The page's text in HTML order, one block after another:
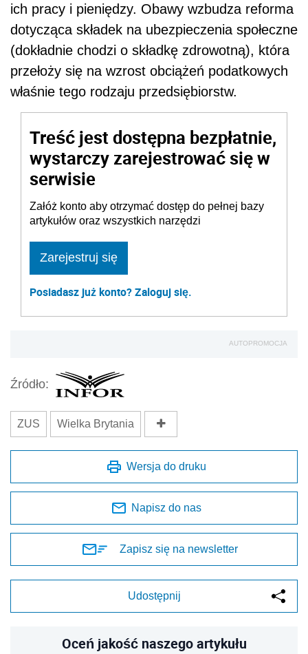
ich pracy i pieniędzy. Obawy wzbudza reforma
dotycząca składek na ubezpieczenia społeczne
(dokładnie chodzi o składkę zdrowotną), która
przełoży się na wzrost obciążeń podatkowych
właśnie tego rodzaju przedsiębiorstw.
Treść jest dostępna bezpłatnie,
wystarczy zarejestrować się w
serwisie
Załóż konto aby otrzymać dostęp do pełnej bazy
artykułów oraz wszystkich narzędzi
Zarejestruj się
Posiadasz już konto? Zaloguj się.
AUTOPROMOCJA
Źródło:
ZUS Wielka Brytania
Wersja do druku
Napisz do nas
Zapisz się na newsletter
Udostępnij
Oceń jakość naszego artykułu